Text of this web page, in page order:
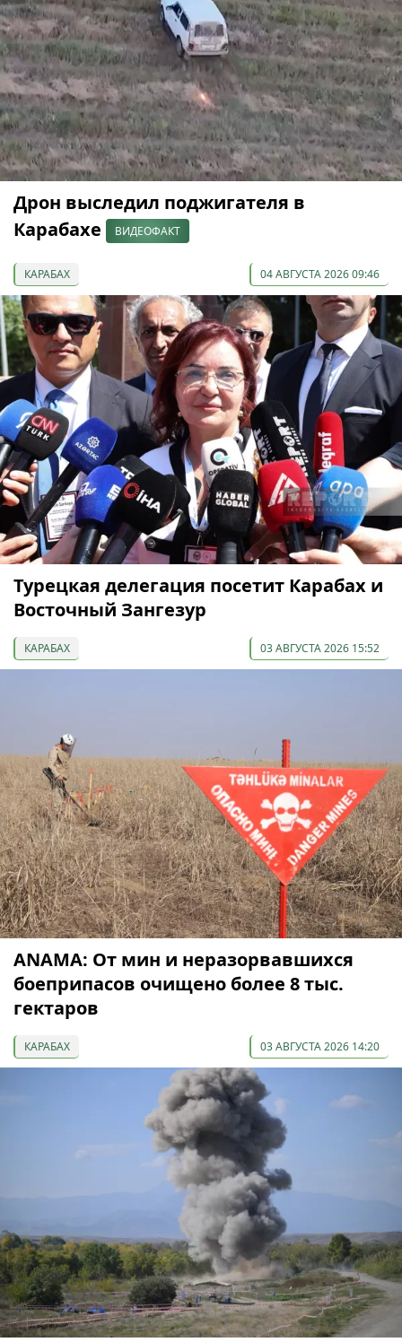
Дрон выследил поджигателя в
Карабахе
ВИДЕОФАКТ
КАРАБАХ 04 АВГУСТА 2026 09:46
Турецкая делегация посетит Карабах и
Восточный Зангезур
КАРАБАХ 03 АВГУСТА 2026 15:52
ANAMA: От мин и неразорвавшихся
боеприпасов очищено более 8 тыс.
гектаров
КАРАБАХ 03 АВГУСТА 2026 14:20